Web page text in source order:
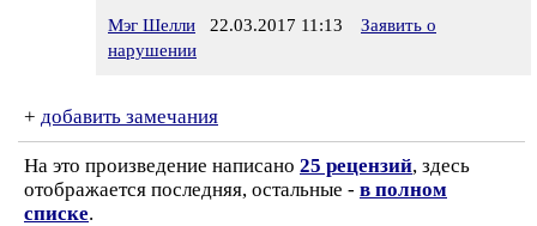
Мэг Шелли 22.03.2017 11:13
Заявить о
нарушении
+ добавить замечания
На это произведение написано 25 рецензий, здесь
отображается последняя, остальные - в полном
списке.